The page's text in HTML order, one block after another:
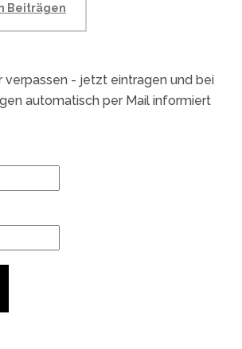
Beiträgen
verpassen - jetzt eintragen und bei
automatisch per Mail informiert